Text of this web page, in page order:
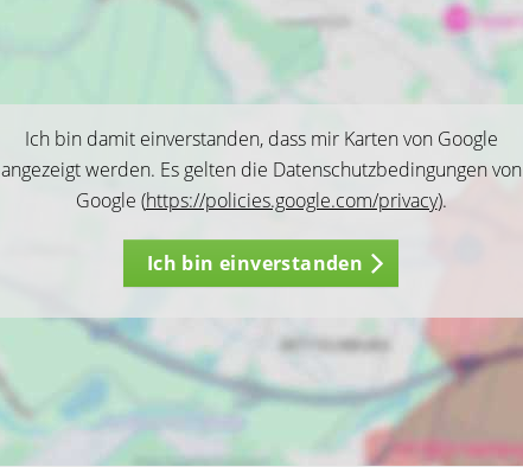
Ich bin damit einverstanden, dass mir Karten von Google
angezeigt werden. Es gelten die Datenschutzbedingungen von
Google (https://policies.google.com/privacy).
Ich bin einverstanden